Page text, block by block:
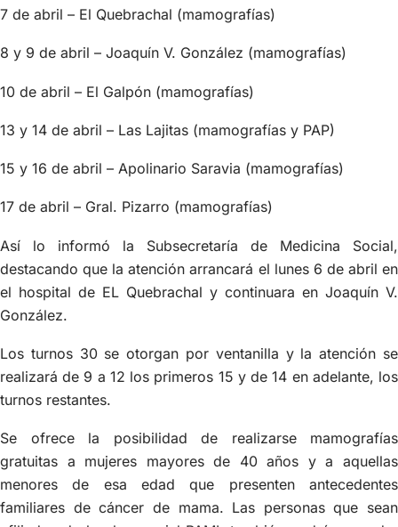
7 de abril – El Quebrachal (mamografías)
8 y 9 de abril – Joaquín V. González (mamografías)
10 de abril – El Galpón (mamografías)
13 y 14 de abril – Las Lajitas (mamografías y PAP)
15 y 16 de abril – Apolinario Saravia (mamografías)
17 de abril – Gral. Pizarro (mamografías)
Así lo informó la Subsecretaría de Medicina Social,
destacando que la atención arrancará el lunes 6 de abril en
el hospital de EL Quebrachal y continuara en Joaquín V.
González.
Los turnos 30 se otorgan por ventanilla y la atención se
realizará de 9 a 12 los primeros 15 y de 14 en adelante, los
turnos restantes.
Se ofrece la posibilidad de realizarse mamografías
gratuitas a mujeres mayores de 40 años y a aquellas
menores de esa edad que presenten antecedentes
familiares de cáncer de mama. Las personas que sean